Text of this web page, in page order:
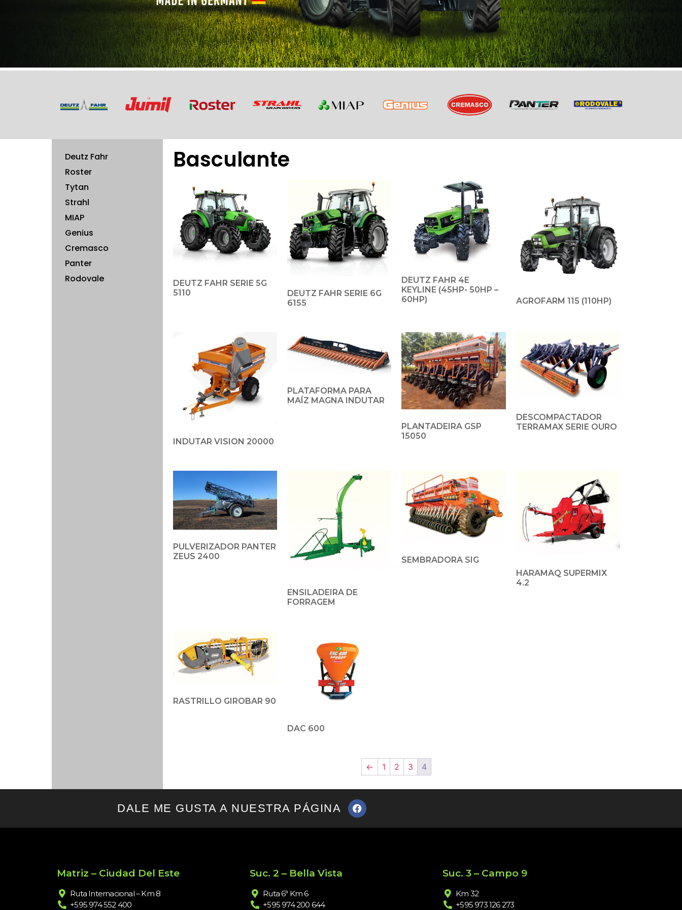
Deutz Fahr
Roster
Tytan
Strahl
MIAP
Genius
Cremasco
Panter
Rodovale
Basculante
DEUTZ FAHR SERIE 5G
5110
DEUTZ FAHR SERIE 6G
6155
DEUTZ FAHR 4E
KEYLINE (45HP- 50HP –
60HP)
AGROFARM 115 (110HP)
INDUTAR VISION 20000
PLATAFORMA PARA
MAÍZ MAGNA INDUTAR
PLANTADEIRA GSP
15050
DESCOMPACTADOR
TERRAMAX SERIE OURO
PULVERIZADOR PANTER
ZEUS 2400
ENSILADEIRA DE
FORRAGEM
SEMBRADORA SIG
HARAMAQ SUPERMIX
4.2
RASTRILLO GIROBAR 90
DAC 600
← 1 2 3 4
DALE ME GUSTA A NUESTRA PÁGINA
Matriz – Ciudad Del Este
Ruta Internacional – Km 8
+595 974 552 400
Suc. 2 – Bella Vista
Ruta 6ª Km 6
+595 974 200 644
Suc. 3 – Campo 9
Km 32
+595 973 126 273